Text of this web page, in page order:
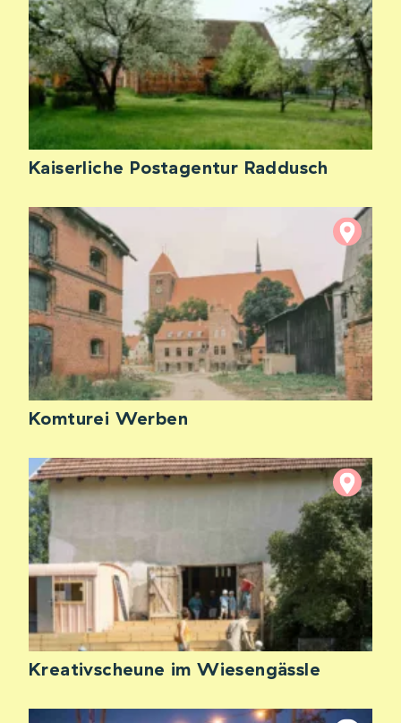
Kaiserliche Postagentur Raddusch
Komturei Werben
Kreativscheune im Wiesengässle